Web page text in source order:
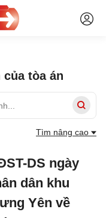
tòa án
Tìm nâng cao
DS ngày
dân khu
Yên về